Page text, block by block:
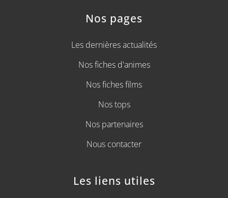
Nos pages
Les dernières actualités
Nos fiches d'animes
Nos fiches films
Nos tops
Nos partenaires
Nous contacter
Les liens utiles